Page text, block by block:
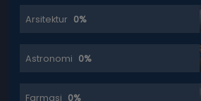
Arsitektur 0%
Astronomi 0%
Farmasi 0%